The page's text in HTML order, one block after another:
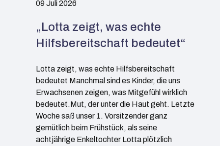
09 Juli 2026
„Lotta zeigt, was echte
Hilfsbereitschaft bedeutet“
Lotta zeigt, was echte Hilfsbereitschaft
bedeutet Manchmal sind es Kinder, die uns
Erwachsenen zeigen, was Mitgefühl wirklich
bedeutet.Mut, der unter die Haut geht. Letzte
Woche saß unser 1. Vorsitzender ganz
gemütlich beim Frühstück, als seine
achtjährige Enkeltochter Lotta plötzlich